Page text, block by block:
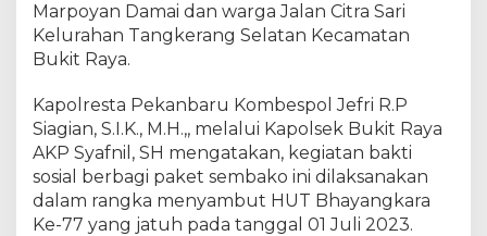
e
t
m
b
k
o
Marpoyan Damai dan warga Jalan Citra Sari
Kelurahan Tangkerang Selatan Kecamatan
Bukit Raya.
Kapolresta Pekanbaru Kombespol Jefri R.P
Siagian, S.I.K., M.H.,, melalui Kapolsek Bukit Raya
AKP Syafnil, SH mengatakan, kegiatan bakti
sosial berbagi paket sembako ini dilaksanakan
dalam rangka menyambut HUT Bhayangkara
Ke-77 yang jatuh pada tanggal 01 Juli 2023.